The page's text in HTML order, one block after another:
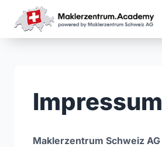
Impressum
Maklerzentrum Schweiz AG